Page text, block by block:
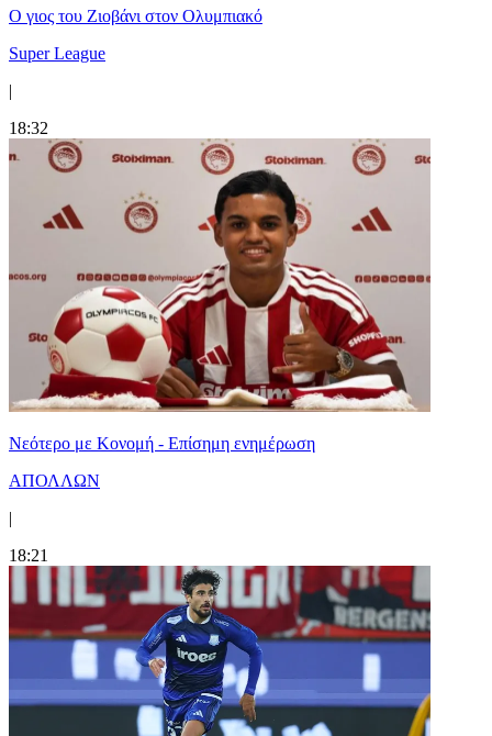
Ο γιος του Ζιοβάνι στον Ολυμπιακό
Super League
|
18:32
Νεότερο με Κονομή - Επίσημη ενημέρωση
ΑΠΟΛΛΩΝ
|
18:21